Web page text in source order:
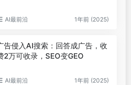
AI最前沿 1年前 (2025)
告侵入AI搜索：回答成广告，收
2万可收录，SEO变GEO
AI最前沿 1年前 (2025)